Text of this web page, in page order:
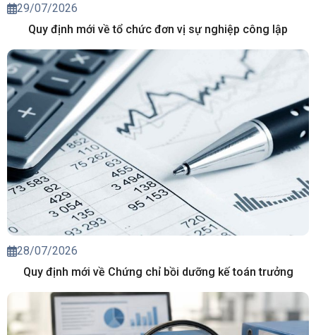
29/07/2026
Quy định mới về tổ chức đơn vị sự nghiệp công lập
28/07/2026
Quy định mới về Chứng chỉ bồi dưỡng kế toán trưởng